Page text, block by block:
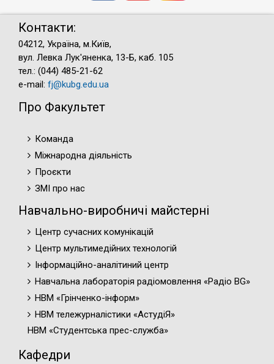
Контакти:
04212, Україна, м.Київ,
вул. Левка Лук'яненка, 13-Б, каб. 105
тел.: (044) 485-21-62
e-mail: fj@kubg.edu.ua
Про Факультет
Команда
Міжнародна діяльність
Проєкти
ЗМІ про нас
Навчально-виробничі майстерні
Центр сучасних комунікацій
Центр мультимедійних технологій
Інформаційно-аналітиний центр
Навчальна лабораторія радіомовлення «Радіо BG»
НВМ «Грінченко-інформ»
НВМ тележурналістики «АстудіЯ»
НВМ «Студентська прес-служба»
Кафедри